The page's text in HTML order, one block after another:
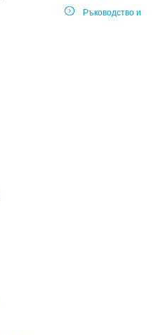
Ръководство и